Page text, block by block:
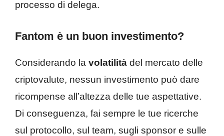
processo di delega.
Fantom è un buon investimento?
Considerando la volatilità del mercato delle
criptovalute, nessun investimento può dare
ricompense all’altezza delle tue aspettative.
Di conseguenza, fai sempre le tue ricerche
sul protocollo, sul team, sugli sponsor e sulle